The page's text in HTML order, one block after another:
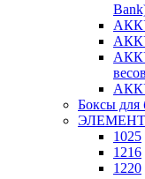
Боксы для
1025
1216
1220